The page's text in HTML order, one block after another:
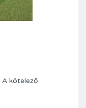
A kötelező